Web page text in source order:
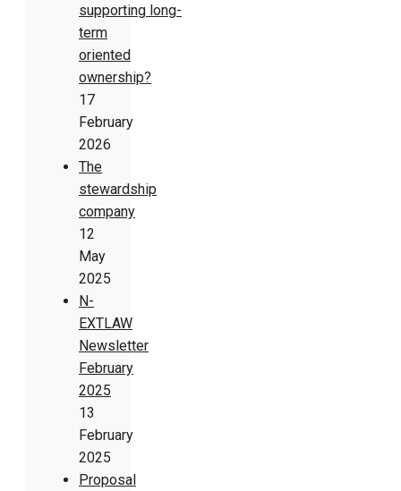
supporting long-
term
oriented
ownership?
17
February
2026
The
stewardship
company
12
May
2025
N-
EXTLAW
Newsletter
February
2025
13
February
2025
Proposal